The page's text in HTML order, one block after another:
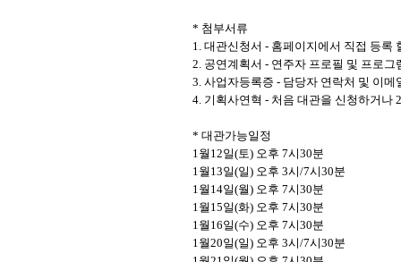
* 첨부서류
1. 대관신청서 - 홈페이지에서 직접 등록
2. 공연계획서 - 연주자 프로필 및 프로그
3. 사업자등록증 - 담당자 연락처 및 이메
4. 기획사연혁 - 처음 대관을 신청하거나 2
* 대관가능일정
1월 12일(토) 오후 7시30분
1월 13일(일) 오후 3시/7시30분
1월 14일(월) 오후 7시30분
1월 15일(화) 오후 7시30분
1월 16일(수) 오후 7시30분
1월20일(일) 오후 3시/7시30분